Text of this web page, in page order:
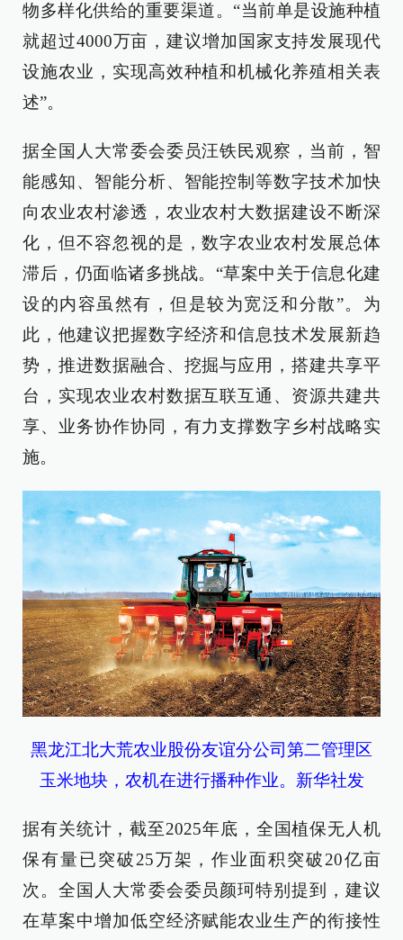
物多样化供给的重要渠道。“当前单是设施种植
就超过4000万亩，建议增加国家支持发展现代
设施农业，实现高效种植和机械化养殖相关表
述”。
据全国人大常委会委员汪铁民观察，当前，智
能感知、智能分析、智能控制等数字技术加快
向农业农村渗透，农业农村大数据建设不断深
化，但不容忽视的是，数字农业农村发展总体
滞后，仍面临诸多挑战。“草案中关于信息化建
设的内容虽然有，但是较为宽泛和分散”。为
此，他建议把握数字经济和信息技术发展新趋
势，推进数据融合、挖掘与应用，搭建共享平
台，实现农业农村数据互联互通、资源共建共
享、业务协作协同，有力支撑数字乡村战略实
施。
黑龙江北大荒农业股份友谊分公司第二管理区
玉米地块，农机在进行播种作业。新华社发
据有关统计，截至2025年底，全国植保无人机
保有量已突破25万架，作业面积突破20亿亩
次。全国人大常委会委员颜珂特别提到，建议
在草案中增加低空经济赋能农业生产的衔接性